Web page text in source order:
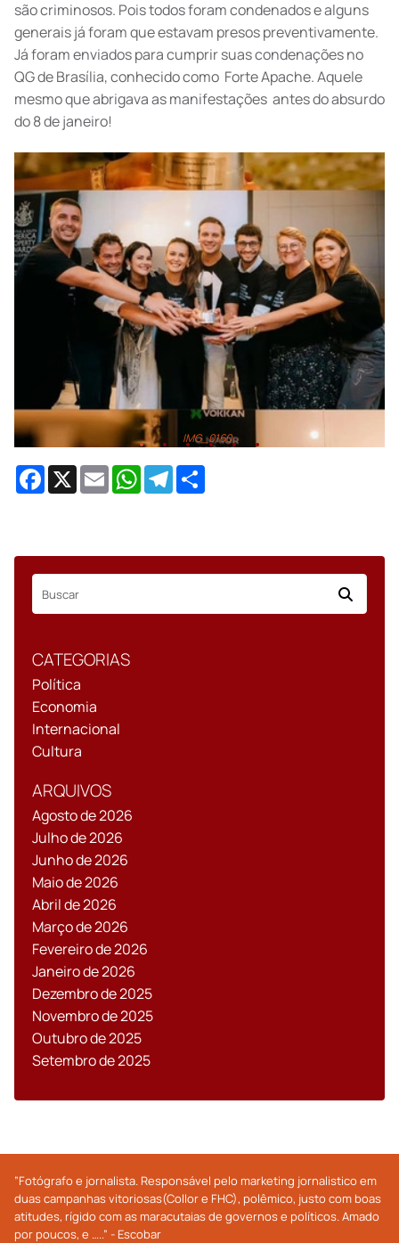
são criminosos. Pois todos foram condenados e alguns
generais já foram que estavam presos preventivamente.
Já foram enviados para cumprir suas condenações no
QG de Brasília, conhecido como Forte Apache. Aquele
mesmo que abrigava as manifestações antes do absurdo
do 8 de janeiro!
EA64FB9C-0A8A-41E2-B742-65C0A476184D
Facebook
X Email WhatsAppTelegram
CATEGORIAS
Política
Economia
Internacional
Cultura
ARQUIVOS
Agosto de 2026
Julho de 2026
Junho de 2026
Maio de 2026
Abril de 2026
Março de 2026
Fevereiro de 2026
Janeiro de 2026
Dezembro de 2025
Novembro de 2025
Outubro de 2025
Setembro de 2025
”Fotógrafo e jornalista. Responsável pelo marketing jornalistico em
duas campanhas vitoriosas(Collor e FHC), polêmico, justo com boas
atitudes, rígido com as maracutaias de governos e políticos. Amado
por poucos, e …..” - Escobar